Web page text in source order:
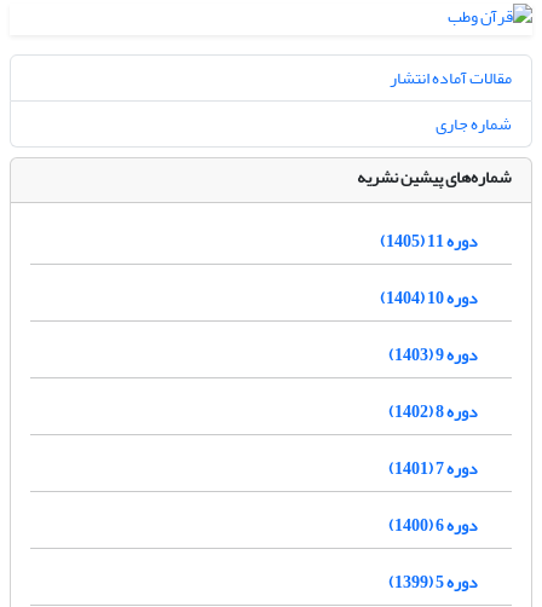
مقالات آماده انتشار
شماره جاری
شماره‌های پیشین نشریه
دوره 11 (1405)
دوره 10 (1404)
دوره 9 (1403)
دوره 8 (1402)
دوره 7 (1401)
دوره 6 (1400)
دوره 5 (1399)